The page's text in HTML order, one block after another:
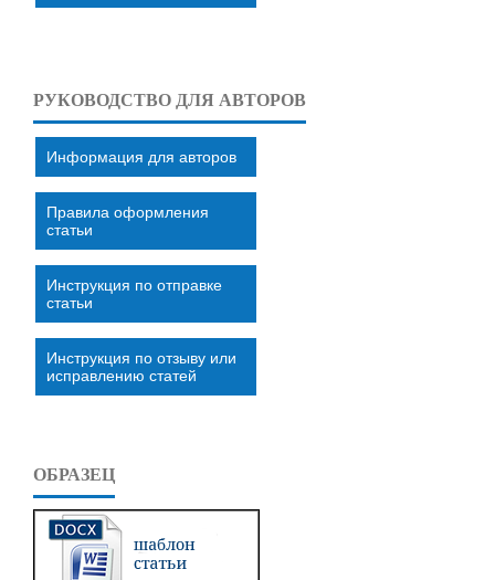
РУКОВОДСТВО ДЛЯ АВТОРОВ
Информация для авторов
Правила оформления
статьи
Инструкция по отправке
статьи
Инструкция по отзыву или
исправлению статей
ОБРАЗЕЦ